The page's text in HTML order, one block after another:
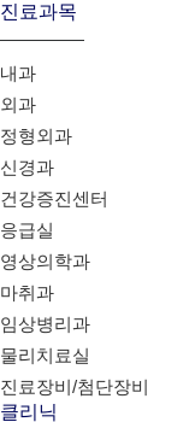
진료과목
내과
외과
정형외과
신경과
건강증진센터
응급실
영상의학과
마취과
임상병리과
물리치료실
진료장비/첨단장비
클리닉